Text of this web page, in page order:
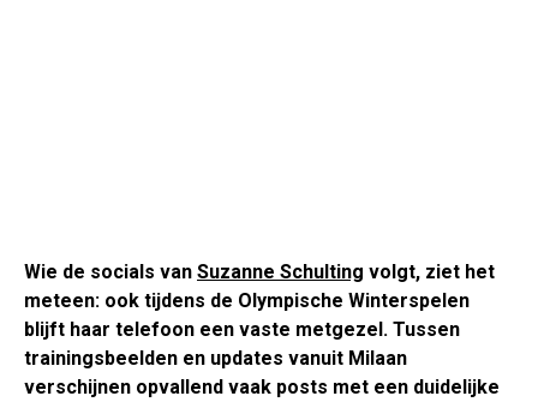
Wie de socials van Suzanne Schulting volgt, ziet het
meteen: ook tijdens de Olympische Winterspelen
blijft haar telefoon een vaste metgezel. Tussen
trainingsbeelden en updates vanuit Milaan
verschijnen opvallend vaak posts met een duidelijke